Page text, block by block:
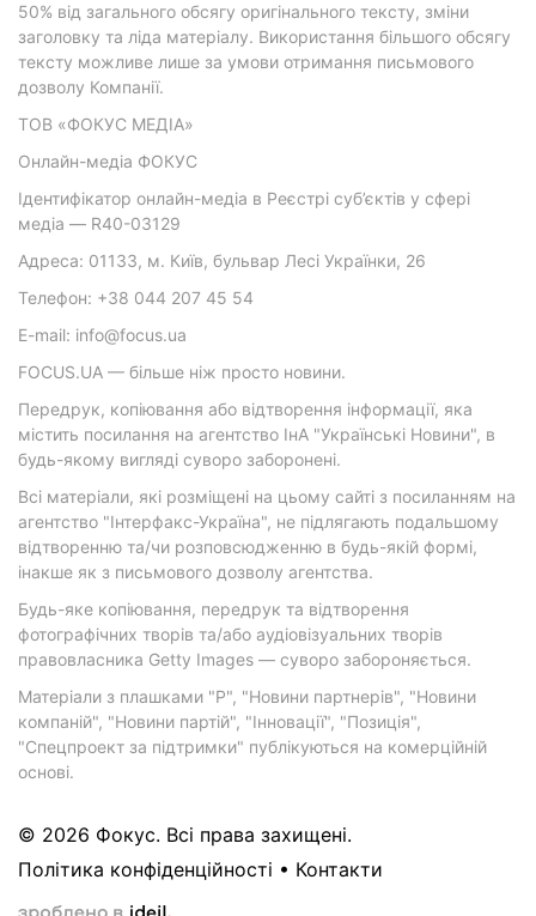
50% від загального обсягу оригінального тексту, зміни
заголовку та ліда матеріалу. Використання більшого обсягу
тексту можливе лише за умови отримання письмового
дозволу Компанії.
ТОВ «ФОКУС МЕДІА»
Онлайн-медіа ФОКУС
Ідентифікатор онлайн-медіа в Реєстрі суб’єктів у сфері
медіа — R40-03129
Адреса: 01133, м. Київ, бульвар Лесі Українки, 26
Телефон: +38 044 207 45 54
E-mail: info@focus.ua
FOCUS.UA — більше ніж просто новини.
Передрук, копіювання або відтворення інформації, яка
містить посилання на агентство ІнА "Українські Новини", в
будь-якому вигляді суворо заборонені.
Всі матеріали, які розміщені на цьому сайті з посиланням на
агентство "Інтерфакс-Україна", не підлягають подальшому
відтворенню та/чи розповсюдженню в будь-якій формі,
інакше як з письмового дозволу агентства.
Будь-яке копіювання, передрук та відтворення
фотографічних творів та/або аудіовізуальних творів
правовласника Getty Images — суворо забороняється.
Матеріали з плашками "Р", "Новини партнерів", "Новини
компаній", "Новини партій", "Інновації", "Позиція",
"Спецпроект за підтримки" публікуються на комерційній
основі.
© 2026 Фокус. Всі права захищені.
Політика конфіденційності • Контакти